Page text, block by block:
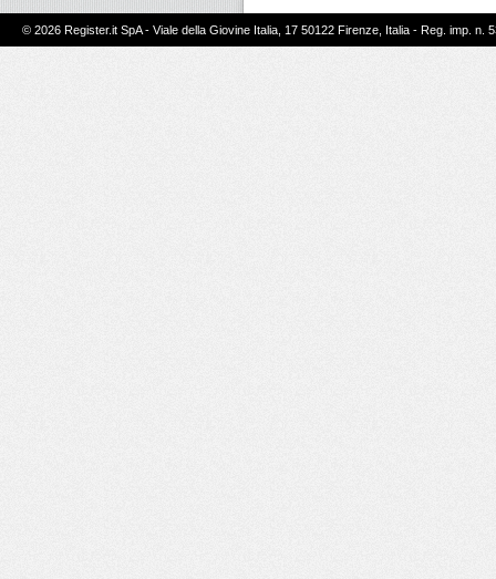
© 2026 Register.it SpA - Viale della Giovine Italia, 17 50122 Firenze, Italia - Reg. imp.